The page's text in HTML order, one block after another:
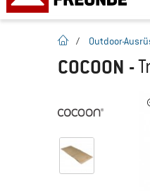
Startseite
/ Outdoor-
COCOON -